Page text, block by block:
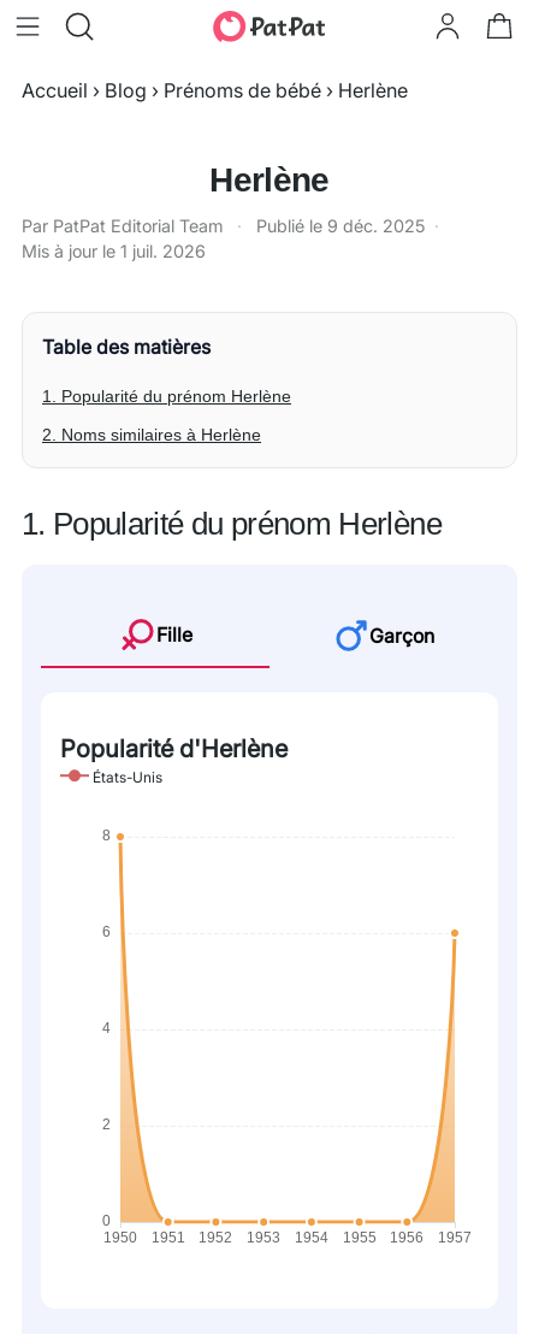
Accueil › Blog › Prénoms de bébé › Herlène
Herlène
Par PatPat Editorial Team · Publié le 9 déc. 2025 ·
Mis à jour le 1 juil. 2026
Table des matières
1. Popularité du prénom Herlène
2. Noms similaires à Herlène
1. Popularité du prénom Herlène
Fille Garçon
Popularité d'Herlène
États-Unis